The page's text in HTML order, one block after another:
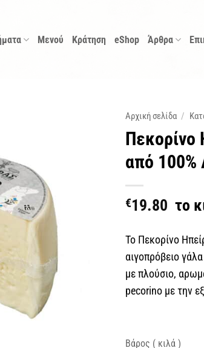
Μενού Κράτηση eShop Άρθρα
Αρχική σελίδα /
Πεκορίνο
από 100%
€19.80 το
Το Πεκορίνο
αιγοπρόβειο
με πλούσιο,
pecorino με την
Βάρος ( κιλά )